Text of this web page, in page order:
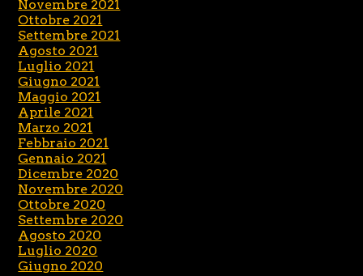
Novembre 2021
Ottobre 2021
Settembre 2021
Agosto 2021
Luglio 2021
Giugno 2021
Maggio 2021
Aprile 2021
Marzo 2021
Febbraio 2021
Gennaio 2021
Dicembre 2020
Novembre 2020
Ottobre 2020
Settembre 2020
Agosto 2020
Luglio 2020
Giugno 2020